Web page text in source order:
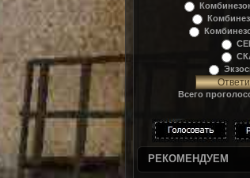
Всего
РЕКОМЕНДУЕМ